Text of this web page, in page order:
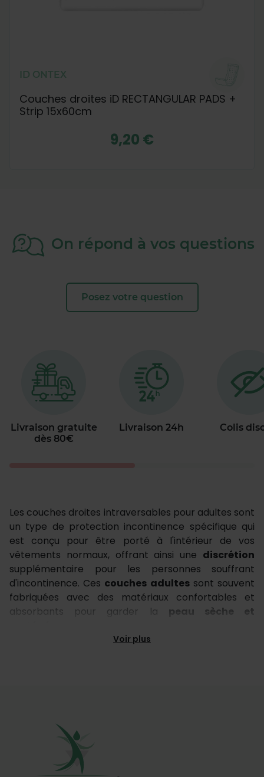
ID ONTEX
Couches droites iD RECTANGULAR PADS +
Strip 15x60cm
9,20 €
On répond à vos questions
Posez votre question
Livraison gratuite
dès 80€
Livraison 24h Colis
Les couches droites intraversables pour adultes sont
un type de protection incontinence spécifique qui
est conçu pour être porté à l'intérieur de vos
vêtements normaux, offrant ainsi une discrétion
supplémentaire pour les personnes souffrant
d'incontinence. Ces couches adultessont souvent
fabriquées avec des matériaux confortables et
absorbants pour garder la peau sèche et
de chacun. Il est important de noter que ces
couches ne sont pas destinées à être utilisées
comme une solution à long terme pour
Voir plus